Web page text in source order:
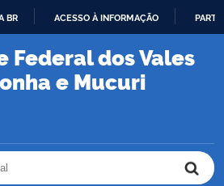
PARA
CONTEÚDO
BR ACESSO À INFORMAÇÃO
Federal dos Vales
e Mucuri